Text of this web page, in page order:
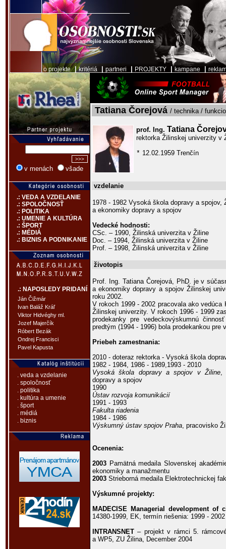
o projekte|kritériá partneri PROJEKTY kampane
v menách všade
.: VEDA A VZDELANIE
.: SPOLOČNOSŤ
.: POLITIKA
.: UMENIE A KULTÚRA
.: ŠPORT
.: MÉDIÁ
.: BIZNIS A PODNIKANIE
.: NAPOSLEDY PRIDANÍ
Ján Čižmár
Ivan Baláž Kráľ
Viktor Hidvéghy ml.
Jozef Majerčík
Róbert Bezák
Ondrej Francisci
Pavel Kapusta
. veda a vzdelanie
. spoločnosť
. politika
. kultúra a umenie
. šport
. médiá
. biznis
Tatiana Čorejová / technika /
prof. Ing. Tatiana
rektorka Žilinskej univerzity v
* 12.02.1959 Trenčín
vzdelanie
1978 - 1982 Vysoká škola dopravy a spojov,
a ekonomiky dopravy a spojov
Vedecké hodnosti:
CSc. – 1990, Žilinská univerzita v Žiline
Doc. – 1994, Žilinská univerzita v Žiline
Prof. – 1998, Žilinská univerzita v Žiline
životopis
Prof. Ing. Tatiana Čorejová, PhD. je v
a ekonomiky dopravy a spojov Žilinskej
roku 2002.
V rokoch 1999 - 2002 pracovala ako
Žilinskej univerzity. V rokoch 1996 - 1999
prodekanky pre vedeckovýskumnú
predtým (1994 - 1996) bola prodekankou
Priebeh zamestnania:
2010 - doteraz rektorka - Vysoká škola
1982 - 1984, 1986 - 1989,1993 - 2010
Vysoká škola dopravy a spojov v Žiline,
dopravy a spojov
1990
Ústav rozvoja komunikácií
1991 - 1993
Fakulta riadenia
1984 - 1986
Výskumný ústav spojov Praha, pracovisko
Ocenenia:
2003 Pamätná medaila Slovenskej
ekonomiky a manažmentu
2003 Strieborná medaila Elektrotechnickej
Výskumné projekty:
MADECISE Managerial development of
14380-1999, EK, termín riešenia: 1999 - 2002
INTRANSNET – projekt v rámci 5.
a WP5, ZU Žilina, December 2004